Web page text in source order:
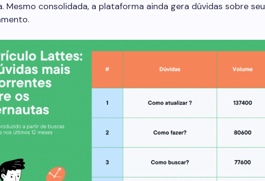
Mesmo consolidada, a plataforma ainda gera dúvidas sobre seu